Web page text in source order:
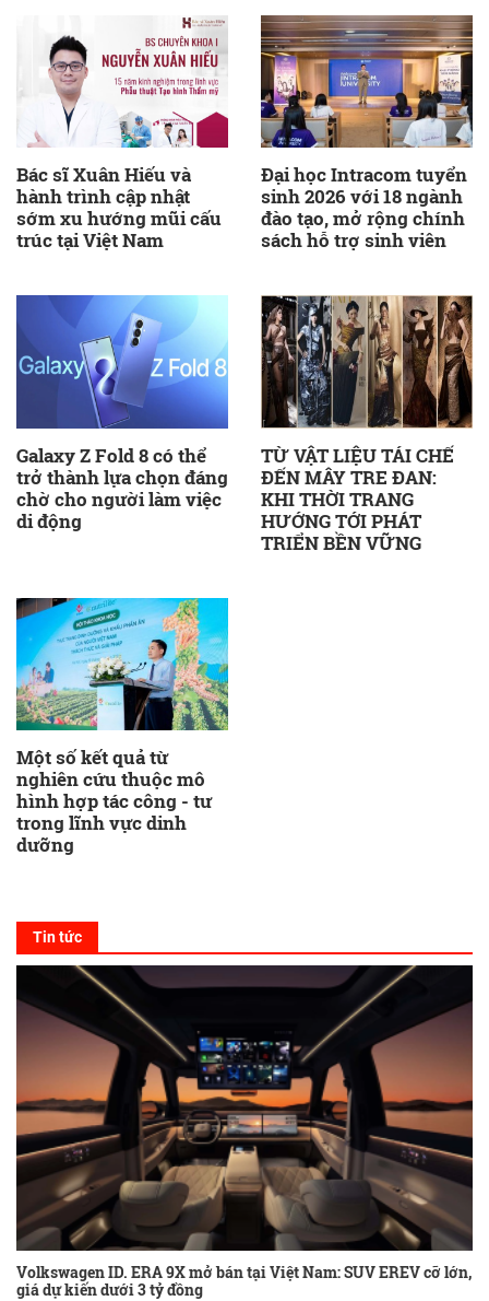
Bác sĩ Xuân Hiếu và
hành trình cập nhật
sớm xu hướng mũi cấu
trúc tại Việt Nam
Đại học Intracom tuyển
sinh 2026 với 18 ngành
đào tạo, mở rộng chính
sách hỗ trợ sinh viên
Galaxy Z Fold 8 có thể
trở thành lựa chọn đáng
chờ cho người làm việc
di động
TỪ VẬT LIỆU TÁI CHẾ
ĐẾN MÂY TRE ĐAN:
KHI THỜI TRANG
HƯỚNG TỚI PHÁT
TRIỂN BỀN VỮNG
Một số kết quả từ
nghiên cứu thuộc mô
hình hợp tác công - tư
trong lĩnh vực dinh
dưỡng
Tin tức
Volkswagen ID. ERA 9X mở bán tại Việt Nam: SUV EREV cỡ lớn,
giá dự kiến dưới 3 tỷ đồng